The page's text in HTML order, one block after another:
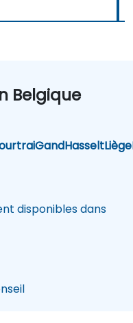
Belgique
GandHasseltLiège
disponibles dans